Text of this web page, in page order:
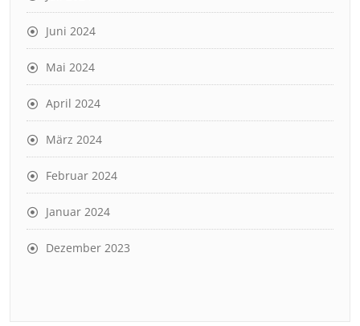
Juni 2024
Mai 2024
April 2024
März 2024
Februar 2024
Januar 2024
Dezember 2023